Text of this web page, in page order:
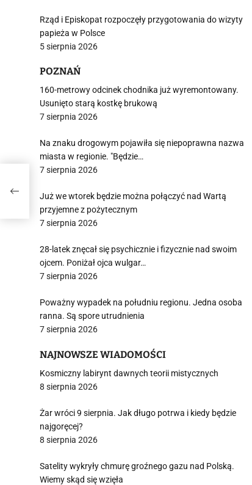
Rząd i Episkopat rozpoczęły przygotowania do wizyty
papieża w Polsce
5 sierpnia 2026
POZNAŃ
160-metrowy odcinek chodnika już wyremontowany.
Usunięto starą kostkę brukową
7 sierpnia 2026
Na znaku drogowym pojawiła się niepoprawna nazwa
miasta w regionie. "Będzie…
7 sierpnia 2026
Już we wtorek będzie można połączyć nad Wartą
przyjemne z pożytecznym
7 sierpnia 2026
28-latek znęcał się psychicznie i fizycznie nad swoim
ojcem. Poniżał ojca wulgar…
7 sierpnia 2026
Poważny wypadek na południu regionu. Jedna osoba
ranna. Są spore utrudnienia
7 sierpnia 2026
NAJNOWSZE WIADOMOŚCI
Kosmiczny labirynt dawnych teorii mistycznych
8 sierpnia 2026
Żar wróci 9 sierpnia. Jak długo potrwa i kiedy będzie
najgoręcej?
8 sierpnia 2026
Satelity wykryły chmurę groźnego gazu nad Polską.
Wiemy skąd się wzięła